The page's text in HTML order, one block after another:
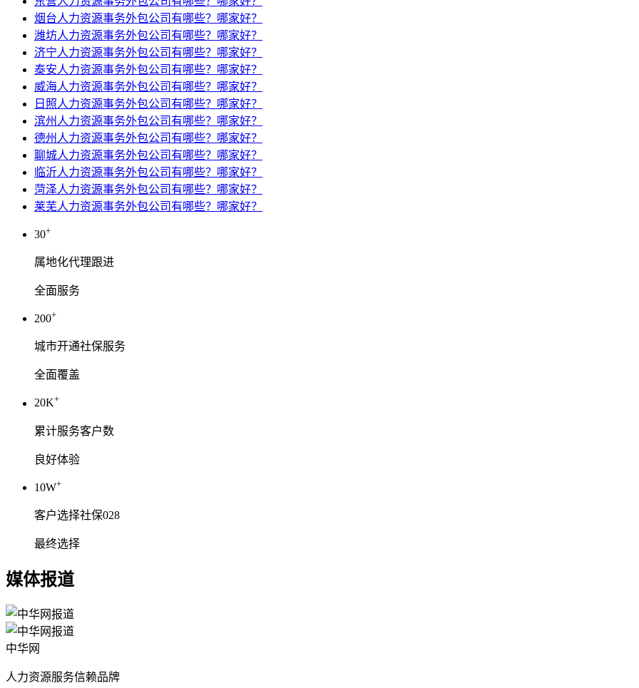
烟台人力资源事务外包公司有哪些？哪家好？
潍坊人力资源事务外包公司有哪些？哪家好？
济宁人力资源事务外包公司有哪些？哪家好？
泰安人力资源事务外包公司有哪些？哪家好？
威海人力资源事务外包公司有哪些？哪家好？
日照人力资源事务外包公司有哪些？哪家好？
滨州人力资源事务外包公司有哪些？哪家好？
德州人力资源事务外包公司有哪些？哪家好？
聊城人力资源事务外包公司有哪些？哪家好？
临沂人力资源事务外包公司有哪些？哪家好？
菏泽人力资源事务外包公司有哪些？哪家好？
莱芜人力资源事务外包公司有哪些？哪家好？
30+
属地化代理跟进
全面服务
200+
城市开通社保服务
全面覆盖
20K+
累计服务客户数
良好体验
10W+
客户选择社保028
最终选择
媒体报道
中华网
人力资源服务信赖品牌